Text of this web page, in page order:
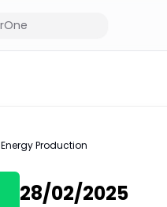
Energy Production
28/02/2025